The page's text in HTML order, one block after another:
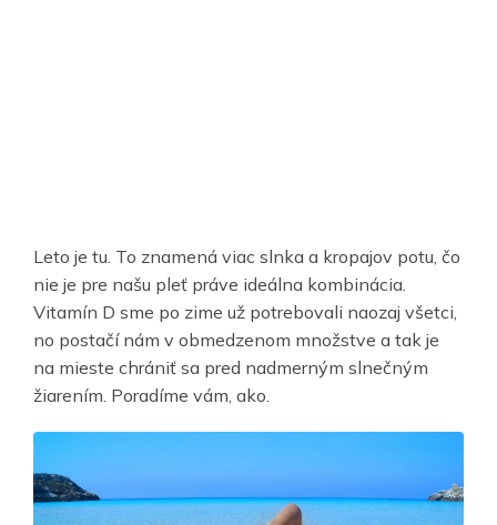
Leto je tu. To znamená viac slnka a kropajov potu, čo
nie je pre našu pleť práve ideálna kombinácia.
Vitamín D sme po zime už potrebovali naozaj všetci,
no postačí nám v obmedzenom množstve a tak je
na mieste chrániť sa pred nadmerným slnečným
žiarením. Poradíme vám, ako.